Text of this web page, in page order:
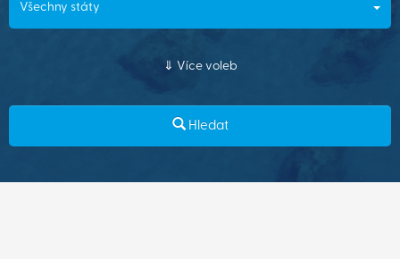
Všechny státy
Více voleb
Hledat